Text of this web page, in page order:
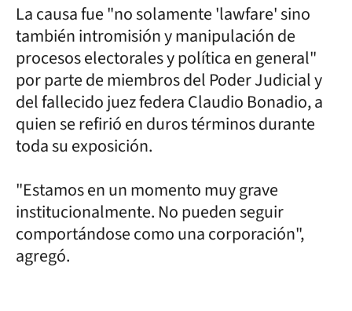
La causa fue "no solamente 'lawfare' sino
también intromisión y manipulación de
procesos electorales y política en general"
por parte de miembros del Poder Judicial y
del fallecido juez federa Claudio Bonadio, a
quien se refirió en duros términos durante
toda su exposición.
"Estamos en un momento muy grave
institucionalmente. No pueden seguir
comportándose como una corporación",
agregó.